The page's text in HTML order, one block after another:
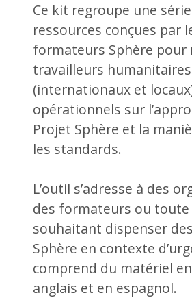
Ce kit regroupe une
ressources conçues par
formateurs Sphère pour
travailleurs humanitaires
(internationaux et
opérationnels sur
Projet Sphère et la
les standards.
L’outil s’adresse à des
des formateurs ou toute
souhaitant dispenser
Sphère en contexte
comprend du matériel
anglais et en espagnol.